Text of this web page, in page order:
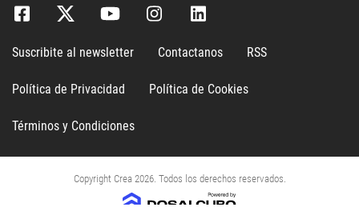
Suscribite al newsletter Contactanos RSS
Política de Privacidad Política de Cookies
Términos y Condiciones
Copyright Crea 2026. Todos los derechos reservados.